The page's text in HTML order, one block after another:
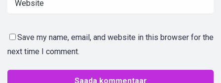
Save my name, email, and website in this browser for the
next time I comment.